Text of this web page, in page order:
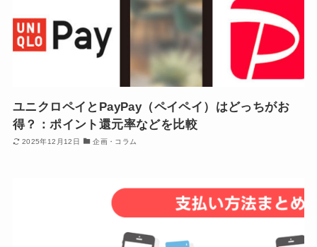
ユニクロペイとPayPay（ペイペイ）はどっちがお
得？：ポイント還元率などを比較
2025年12月12日 企画・コラム